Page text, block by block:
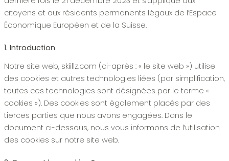
citoyens et aux résidents permanents légaux de l’Espace
Économique Européen et de la Suisse.
1. Introduction
Notre site web, skiillz.com (ci-après : « le site web ») utilise
des cookies et autres technologies liées (par simplification,
toutes ces technologies sont désignées par le terme «
cookies »). Des cookies sont également placés par des
tierces parties que nous avons engagées. Dans le
document ci-dessous, nous vous informons de l’utilisation
des cookies sur notre site web.